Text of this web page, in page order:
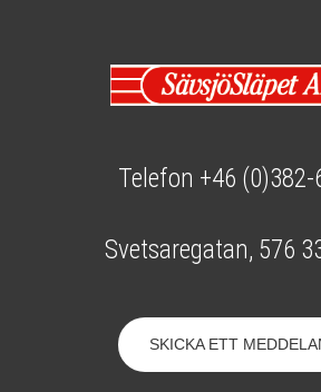
Telefon +46 (0)382-
Svetsaregatan, 576
SKICKA ETT